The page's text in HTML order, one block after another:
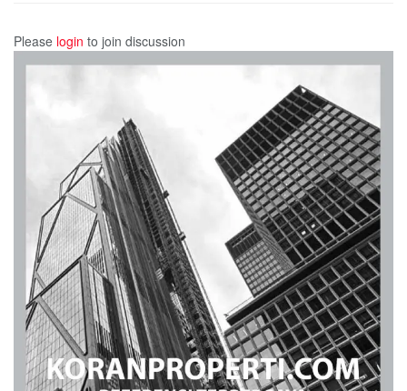
Please login to join discussion